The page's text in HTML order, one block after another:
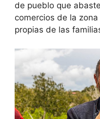
de pueblo que
comercios de la
propias de las